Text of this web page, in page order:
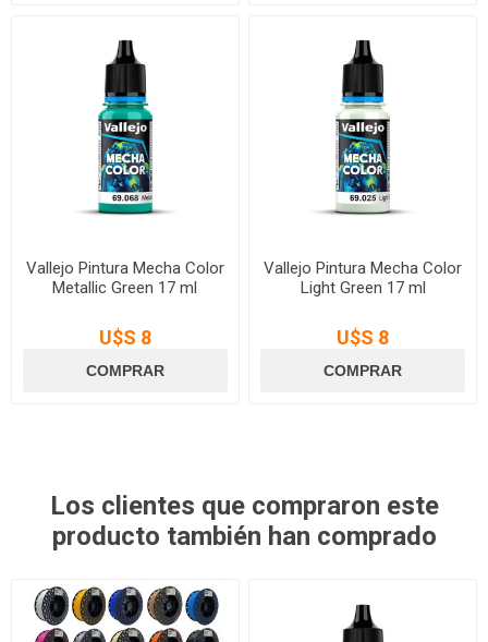
Vallejo Pintura Mecha Color
Metallic Green 17 ml
U$S 8
Vallejo Pintura Mecha Color
Light Green 17 ml
U$S 8
Los clientes que compraron este
producto también han comprado